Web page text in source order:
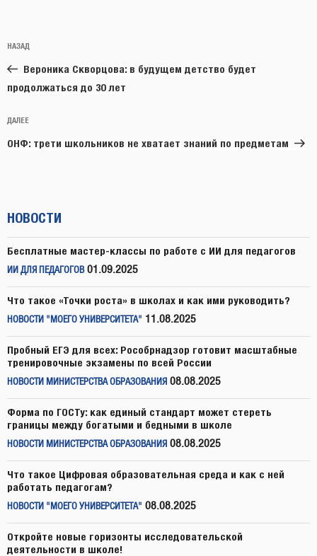
по
записям
Предыдущая
запись:
НАЗАД
Вероника Скворцова: в будущем детство будет
продолжаться до 30 лет
Следующая
запись
ДАЛЕЕ
ОНФ: трети школьников не хватает знаний по предметам
НОВОСТИ
Бесплатные мастер-классы по работе с ИИ для педагогов
ИИ ДЛЯ ПЕДАГОГОВ 01.09.2025
Что такое «Точки роста» в школах и как ими руководить?
НОВОСТИ "МОЕГО УНИВЕРСИТЕТА" 11.08.2025
Пробный ЕГЭ для всех: Рособрнадзор готовит масштабные
тренировочные экзамены по всей России
НОВОСТИ МИНИСТЕРСТВА ОБРАЗОВАНИЯ 08.08.2025
Форма по ГОСТу: как единый стандарт может стереть
границы между богатыми и бедными в школе
НОВОСТИ МИНИСТЕРСТВА ОБРАЗОВАНИЯ 08.08.2025
Что такое Цифровая образовательная среда и как с ней
работать педагогам?
НОВОСТИ "МОЕГО УНИВЕРСИТЕТА" 08.08.2025
Откройте новые горизонты исследовательской
деятельности в школе!